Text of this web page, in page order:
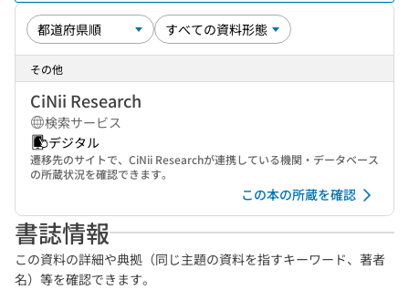
その他
CiNii Research
検索サービス
デジタル
遷移先のサイトで、CiNii Researchが連携している機関・データベース
の所蔵状況を確認できます。
この本の所蔵を確認
書誌情報
この資料の詳細や典拠（同じ主題の資料を指すキーワード、著者
名）等を確認できます。